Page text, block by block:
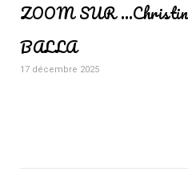
ZOOM SUR
BALLA
17 décembre 2025